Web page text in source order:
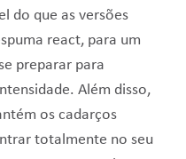
do que as versões
react, para um
preparar para
Além disso,
os cadarços
totalmente no seu